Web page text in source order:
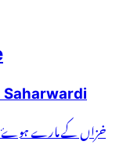
Saharwardi
خزاں کے مارے ہوۓ